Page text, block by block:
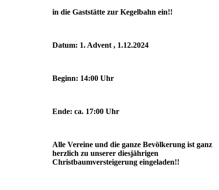
in die Gaststätte zur Kegelbahn ein!!
Datum: 1. Advent , 1.12.2024
Beginn: 14:00 Uhr
Ende: ca. 17:00 Uhr
Alle Vereine und die ganze Bevölkerung ist ganz
herzlich zu unserer diesjährigen
Christbaumversteigerung eingeladen!!